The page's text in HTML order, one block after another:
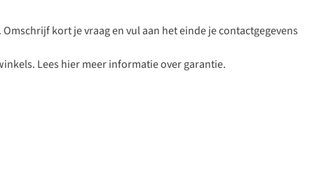
kort je vraag en vul aan het einde je contactgegevens
Lees hiermeer informatie over garantie.